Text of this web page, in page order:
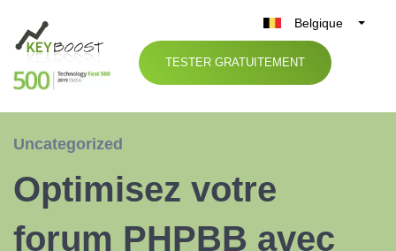
Belgique
België
Nederland
TESTER GRATUITEMENT
Uncategorized
Optimisez votre
forum PHPBB avec